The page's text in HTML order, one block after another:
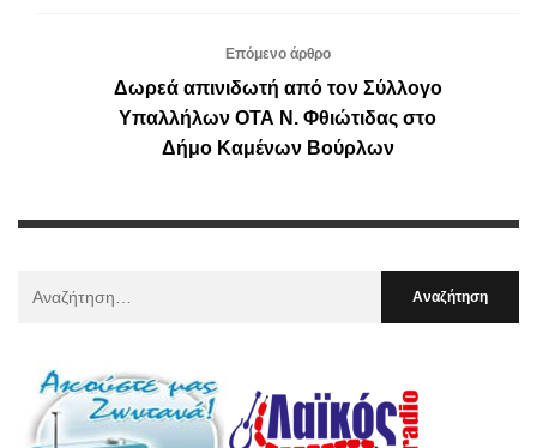
Επόμενο άρθρο
Δωρεά απινιδωτή από τον Σύλλογο
Υπαλλήλων ΟΤΑ Ν. Φθιώτιδας στο
Δήμο Καμένων Βούρλων